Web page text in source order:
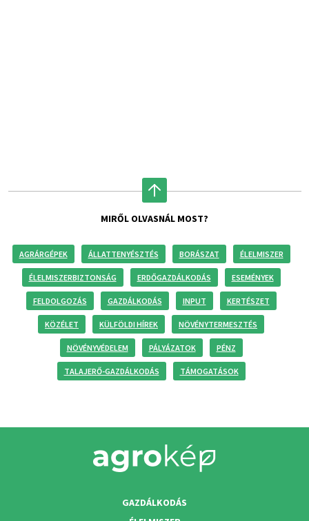
MIRŐL OLVASNÁL MOST?
AGRÁRGÉPEK ÁLLATTENYÉSZTÉS BORÁSZAT ÉLELMISZER
ÉLELMISZERBIZTONSÁG ERDŐGAZDÁLKODÁS ESEMÉNYEK
FELDOLGOZÁS GAZDÁLKODÁS INPUT KERTÉSZET
KÖZÉLET KÜLFÖLDI HÍREK NÖVÉNYTERMESZTÉS
NÖVÉNYVÉDELEM PÁLYÁZATOK PÉNZ
TALAJERŐ-GAZDÁLKODÁS TÁMOGATÁSOK
GAZDÁLKODÁS